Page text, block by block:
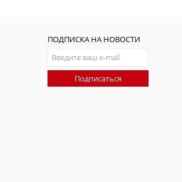
ПОДПИСКА НА НОВОСТИ
Подписаться